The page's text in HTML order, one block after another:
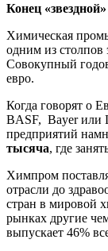
Конец
Химическая
одним из столпов
Совокупный
евро.
Когда говорят о
BASF, Bayer или
предприятий
тысяча, где
Химпром
отрасли до
стран в мировой
рынках другие
выпускает 46%